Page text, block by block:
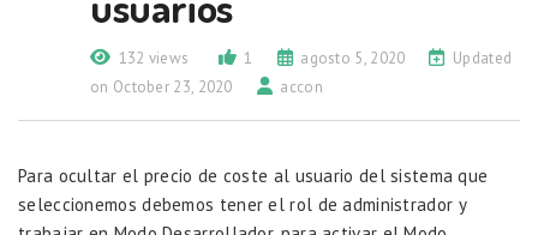
132 views 1 agosto 5, 2020
Updated
on October 23, 2020
accon
Para ocultar el precio de coste al usuario del sistema que
seleccionemos debemos tener el rol de administrador y